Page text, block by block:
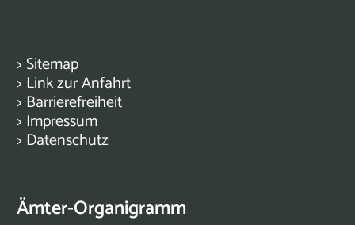
> Sitemap
> Link zur Anfahrt
> Barrierefreiheit
> Impressum
> Datenschutz
Ämter-Organigramm